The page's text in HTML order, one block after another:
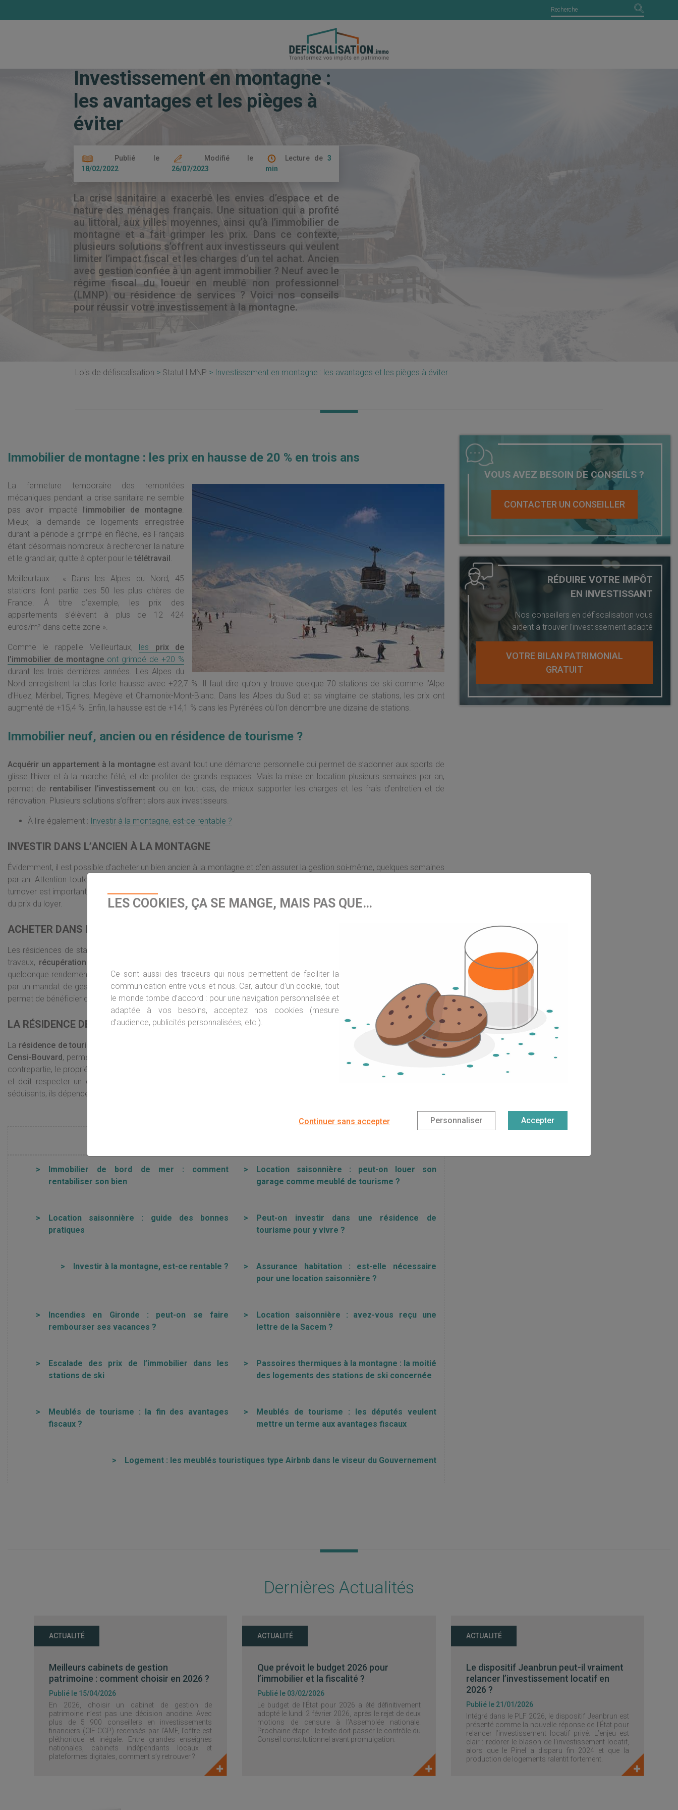
Investissement en montagne : les avantages et les pièges à éviter
Investissement en montagne :
les avantages et les pièges à
éviter
Publié le
18/02/2022
Modifié le
26/07/2023
Lecture de 3
min
La crise sanitaire a exacerbé les envies d’espace et de
nature des ménages français. Une situation qui a profité
au littoral, aux villes moyennes, ainsi qu’à l’immobilier de
montagne et a fait grimper les prix. Dans ce contexte,
plusieurs solutions s’offrent aux investisseurs qui veulent
limiter l’impact fiscal et les charges d’un tel achat. Ancien
avec gestion confiée à un agent immobilier ? Neuf avec le
régime fiscal du loueur en meublé non professionnel
(LMNP) ou résidence de services ? Voici nos conseils
pour réussir votre investissement à la montagne.
Lois de défiscalisation Statut LMNP Investissement en montagne : les avantages et les pièges à éviter
Immobilier de montagne : les prix en hausse de 20 % en trois ans
La fermeture temporaire des remontées
mécaniques pendant la crise sanitaire ne semble
pas avoir impacté l’immobilier de montagne.
Mieux, la demande de logements enregistrée
durant la période a grimpé en flèche, les Français
étant désormais nombreux à rechercher la nature
et le grand air, quitte à opter pour letélétravail.
Meilleurtaux : « Dans les Alpes du Nord, 45
stations font partie des 50 les plus chères de
France. À titre d’exemple, les prix des
appartements s’élèvent à plus de 12 424
euros/m² dans cette zone ».
Comme le rappelle Meilleurtaux, les prix de
l’immobilier de montagne ont grimpé de +20 %
durant les trois dernières années. Les Alpes du
Nord enregistrent la plus forte hausse avec +22,7 %. Il faut dire qu’on y trouve quelque 70 stations de ski comme l’Alpe
d’Huez, Méribel, Tignes, Megève et Chamonix-Mont-Blanc. Dans les Alpes du Sud et sa vingtaine de stations, les prix ont
augmenté de +15,4 %. Enfin, la hausse est de +14,1 % dans les Pyrénées où l’on dénombre une dizaine de stations.
Immobilier neuf, ancien ou en résidence de tourisme ?
Acquérir un appartement à la montagne est avant tout une démarche personnelle qui permet de s’adonner aux sports de
glisse l’hiver et à la marche l’été, et de profiter de grands espaces. Mais la mise en location plusieurs semaines par an,
permet de rentabiliser l’investissement ou en tout cas, de mieux supporter les charges et les frais d’entretien et de
rénovation. Plusieurs solutions s’offrent alors aux investisseurs.
À lire également : Investir à la montagne, est-ce rentable ?
INVESTIR DANS L’ANCIEN À LA MONTAGNE
Évidemment, il est possible d’acheter un bien ancien à la montagne et d’en assurer la gestion soi-même, quelques semaines
par an. Attention toutefois, près de
turnover est important, il peut donc être judicieux de confier la gestion à un agent immobilier local qui facture environ 30 %
du prix du loyer.
ACHETER DANS LE NEUF AVEC LE STATUT DE LMNP
Les résidences de standing à la montagne sont de plus en plus nombreuses. Elles offrent les avantages du neuf : pas de
travaux, récupération de la TVA
quelconque rendement ou un taux d’occupation. En effet, la mise en location d’un appartement neuf à la montagne passe
par un mandat de gestion confié à un agent qui gère et remplit les lieux en l’absence du propriétaire. Le statut deLMNP
permet de bénéficier d’avantages fiscaux.
LA RÉSIDENCE DE SERVICES
La résidence de tourisme
à la montagne offre de nombreux avantages aux investisseurs. L’acquisition grâce au dispositif
Censi-Bouvard, permet de confier l’entière gestion à un professionnel sur place. Le bien doit être loué pendant 9 ans, en
contrepartie, le propriétaire bénéficie de réductions d’impôt. Attention toutefois, il ne peut pas bénéficier du bien à sa guise
et doit respecter un calendrier strict. Si le
séduisants, ils dépendent grandement du gestionnaire et de la durée effective de location annuelle.
>
Immobilier de bord de mer : comment
rentabiliser son bien
>
Location saisonnière : peut-on louer son
garage comme meublé de tourisme ?
>
Location saisonnière : guide des bonnes
pratiques
>
Peut-on investir dans une résidence de
tourisme pour y vivre ?
> Investir à la montagne, est-ce rentable ? >
Assurance habitation : est-elle nécessaire
pour une location saisonnière ?
>
Incendies en Gironde : peut-on se faire
rembourser ses vacances ?
>
Location saisonnière : avez-vous reçu une
lettre de la Sacem ?
>
Escalade des prix de l’immobilier dans les
stations de ski
>
Passoires thermiques à la montagne : la moitié
des logements des stations de ski concernée
>
Meublés de tourisme : la fin des avantages
fiscaux ?
>
Meublés de tourisme : les députés veulent
mettre un terme aux avantages fiscaux
> Logement : les meublés touristiques type Airbnb dans le viseur du Gouvernement
VOUS AVEZ BESOIN DE CONSEILS ?
CONTACTER UN CONSEILLER
RÉDUIRE VOTRE IMPÔT
EN INVESTISSANT
Nos conseillers en défiscalisation vous
aident à trouver l’investissement adapté
VOTRE BILAN PATRIMONIAL
GRATUIT
Dernières Actualités
ACTUALITÉ
Meilleurs cabinets de gestion
patrimoine : comment choisir en 2026 ?
Publié le 15/04/2026
En 2026, choisir un cabinet de gestion de
patrimoine n’est pas une décision anodine. Avec
plus de 5 900 conseillers en investissements
financiers (CIF-CGP) recensés par l’AMF, l’offre est
pléthorique et inégale. Entre grandes enseignes
nationales, cabinets indépendants locaux et
plateformes digitales, comment s’y retrouver ?
ACTUALITÉ
Que prévoit le budget 2026 pour
l’immobilier et la fiscalité ?
Publié le 03/02/2026
Le budget de l’État pour 2026 a été définitivement
adopté le lundi 2 février 2026, après le rejet de deux
motions de censure à l’Assemblée nationale.
Prochaine étape : le texte doit passer le contrôle du
Conseil constitutionnel avant promulgation.
ACTUALITÉ
Le dispositif Jeanbrun peut-il vraiment
relancer l’investissement locatif en
2026 ?
Publié le 21/01/2026
Intégré dans le PLF 2026, le dispositif Jeanbrun est
présenté comme la nouvelle réponse de l’État pour
relancer l’investissement locatif privé. L’enjeu est
clair : redorer le blason de l’investissement locatif,
alors que le Pinel a disparu fin 2024 et que la
production de logements ralentit fortement.
LES COOKIES, ÇA SE MANGE, MAIS PAS QUE…
Ce sont aussi des traceurs qui nous permettent de faciliter la
communication entre vous et nous. Car, autour d’un cookie, tout
le monde tombe d’accord : pour une navigation personnalisée et
adaptée à vos besoins, acceptez nos cookies (mesure
d’audience, publicités personnalisées, etc.).
Continuer sans accepter Personnaliser Accepter